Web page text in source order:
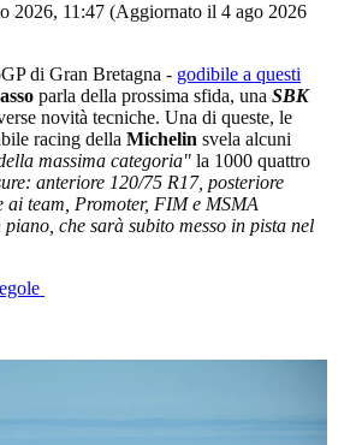
2026, 11:47 (Aggiornato il 4 ago 2026
di Gran Bretagna - godibile a questi
parla della prossima sfida, una SBK
novità tecniche. Una di queste, le
racing della Michelin svela alcuni
massima categoria" la 1000 quattro
anteriore 120/75 R17, posteriore
ai team, Promoter, FIM e MSMA
che sarà subito messo in pista nel